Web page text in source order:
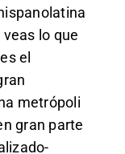
lo que
el
metrópoli
gran parte